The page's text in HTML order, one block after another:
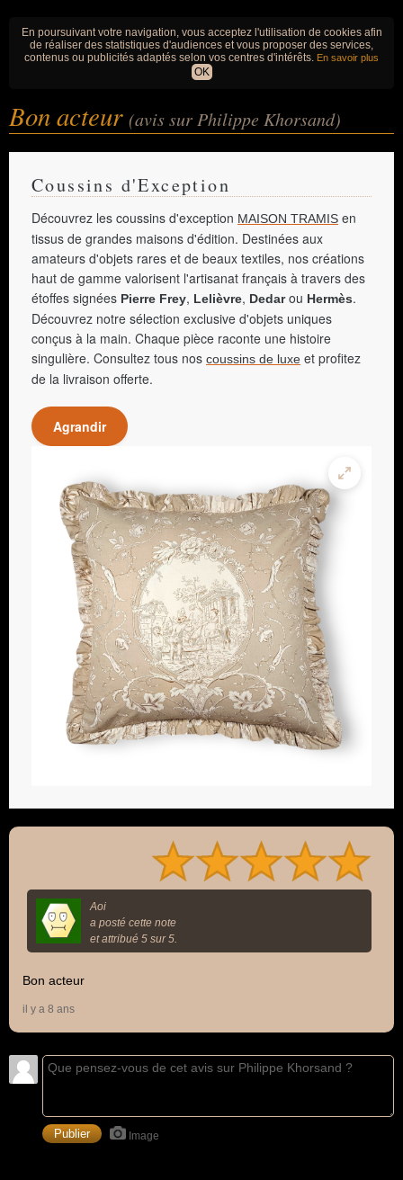
En poursuivant votre navigation, vous acceptez l'utilisation de cookies afin
de réaliser des statistiques d'audiences et vous proposer des services,
contenus ou publicités adaptés selon vos centres d'intérêts. En savoir plus
OK
Bon acteur (avis sur Philippe Khorsand)
Coussins d'Exception
Découvrez les coussins d'exception MAISON TRAMIS en
tissus de grandes maisons d'édition. Destinées aux
amateurs d'objets rares et de beaux textiles, nos créations
haut de gamme valorisent l'artisanat français à travers des
étoffes signées Pierre Frey, Lelièvre, Dedarou Hermès.
Découvrez notre sélection exclusive d'objets uniques
conçus à la main. Chaque pièce raconte une histoire
singulière. Consultez tous nos coussins de luxe et profitez
de la livraison offerte.
Agrandir
Aoi
a posté cette note
et attribué 5 sur 5.
Bon acteur
il y a 8 ans
Image